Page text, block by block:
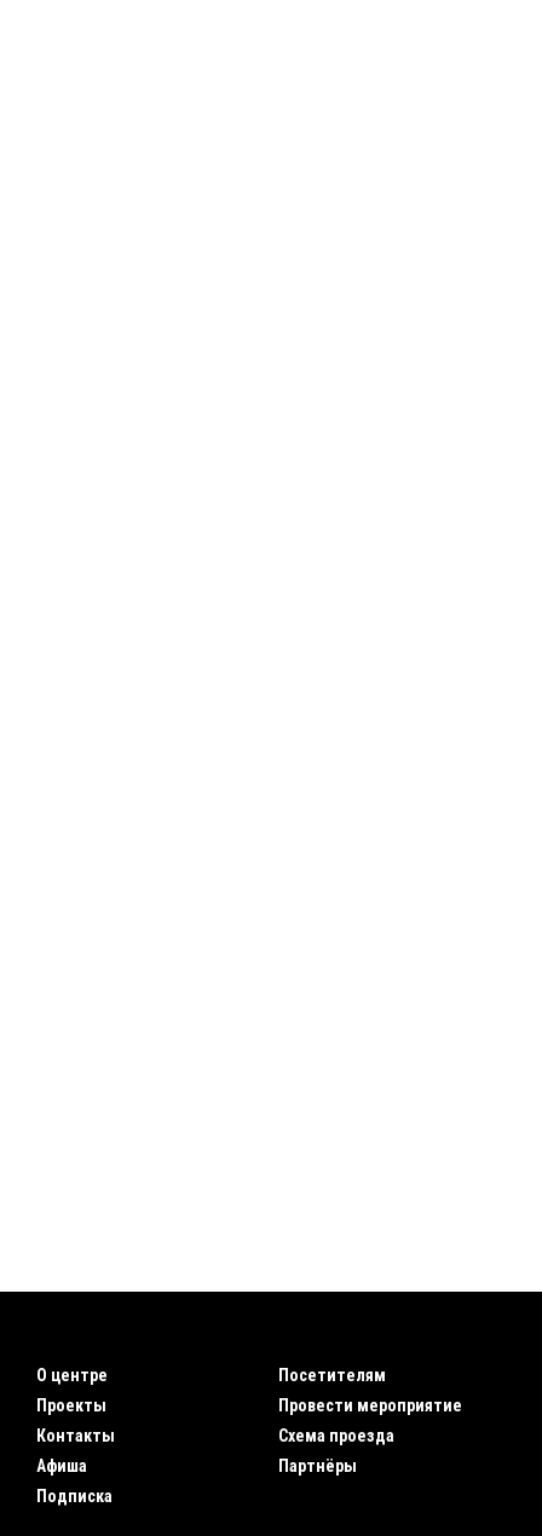
О центре
Проекты
Контакты
Афиша
Подписка
Посетителям
Провести мероприятие
Схема проезда
Партнёры